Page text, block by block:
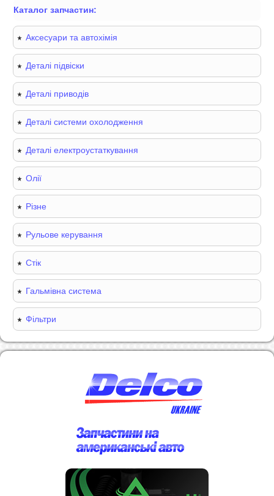
Каталог запчастин:
Аксесуари та автохімія
Деталі підвіски
Деталі приводів
Деталі системи охолодження
Деталі електроустаткування
Олії
Різне
Рульове керування
Стік
Гальмівна система
Фільтри